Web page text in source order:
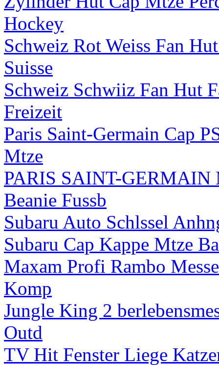
Hockey
Schweiz Rot Weiss Fan
Suisse
Schweiz Schwiiz Fan Hut
Freizeit
Paris Saint-Germain Cap
Mtze
PARIS SAINT-GERMAIN
Beanie Fussb
Subaru Auto Schlssel
Subaru Cap Kappe Mtze
Maxam Profi Rambo
Komp
Jungle King 2
Outd
TV Hit Fenster Liege